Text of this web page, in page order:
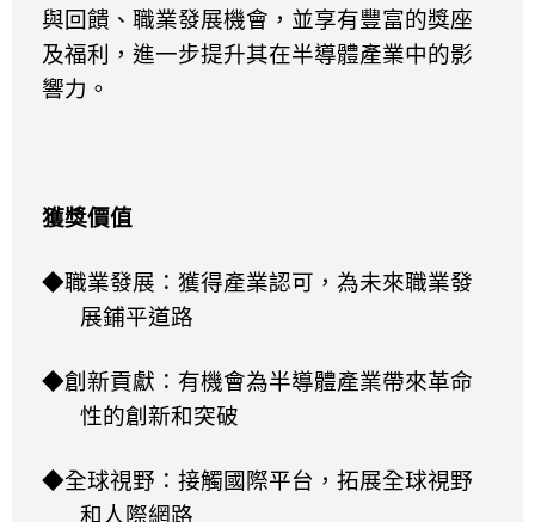
與回饋、職業發展機會，並享有豐富的獎座
及福利，進一步提升其在半導體產業中的影
響力。
獲獎價值
◆職業發展：獲得產業認可，為未來職業發
展鋪平道路​​
◆創新貢獻：有機會為半導體產業帶來革命
性的創新和突破
◆全球視野：接觸國際平台，拓展全球視野
和人際網路​